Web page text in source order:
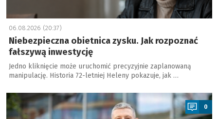
06.08.2026 (20:37)
Niebezpieczna obietnica zysku. Jak rozpoznać
fałszywą inwestycję
Jedno kliknięcie może uruchomić precyzyjnie zaplanowaną
manipulację. Historia 72-letniej Heleny pokazuje, jak …
a
0